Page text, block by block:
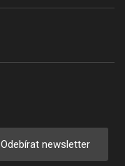
Odebírat newsletter